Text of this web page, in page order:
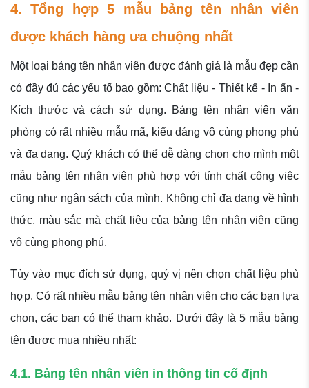
4. Tổng hợp 5 mẫu bảng tên nhân viên
được khách hàng ưa chuộng nhất
Một loại bảng tên nhân viên được đánh giá là mẫu đẹp cần
có đầy đủ các yếu tố bao gồm: Chất liệu - Thiết kế - In ấn -
Kích thước và cách sử dụng.
Bảng tên nhân viên văn
phòng có rất nhiều mẫu mã, kiểu dáng vô cùng phong phú
và đa dạng. Quý khách có thể dễ dàng chọn cho mình một
mẫu bảng tên nhân viên phù hợp với tính chất công việc
cũng như ngân sách của mình. Không chỉ đa dạng về hình
thức, màu sắc mà chất liệu của bảng tên nhân viên cũng
vô cùng phong phú.
Tùy vào mục đích sử dụng, quý vị nên chọn chất liệu phù
hợp. Có rất nhiều mẫu bảng tên nhân viên cho các bạn lựa
chọn, các bạn có thể tham khảo. Dưới đây là 5 mẫu bảng
tên được mua nhiều nhất:
4.1. Bảng tên nhân viên in thông tin cố định